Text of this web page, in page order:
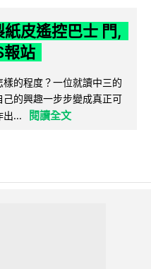
皮遙控巴士 門,
報站
的程度？一位就讀中三的
的興趣一步步變成真正可
出...
閱讀全文